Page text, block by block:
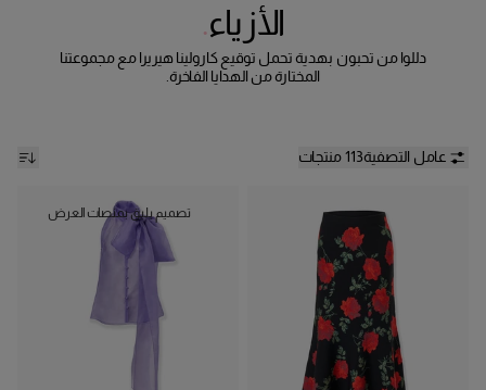
الأزياء
دللوا من تحبون بهدية تحمل توقيع كارولينا هيريرا مع مجموعتنا
المختارة من الهدايا الفاخرة.
عامل التصفية113 منتجات
تصميم يليق بمنصات العرض